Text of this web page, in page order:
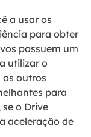
a usar os
para obter
possuem um
utilizar o
os outros
para
o Drive
aceleração de